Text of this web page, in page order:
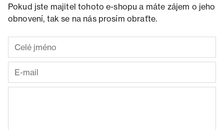
Pokud jste majitel tohoto e-shopu a máte zájem o jeho
obnovení, tak se na nás prosím obraťte.